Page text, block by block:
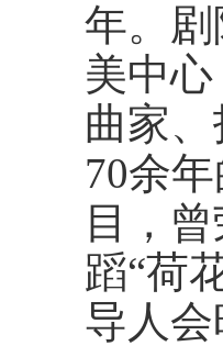
年。
美中
曲家
70余
目，
蹈“荷
导人会